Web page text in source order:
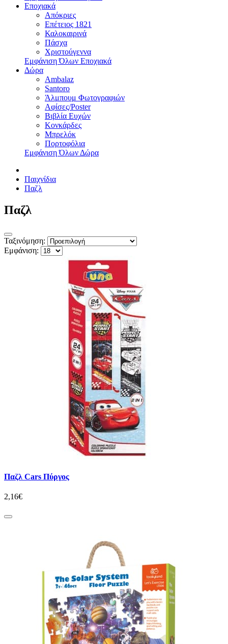
Εποχιακά
Απόκριες
Επέτειος 1821
Καλοκαιρινά
Πάσχα
Χριστούγεννα
Εμφάνιση Όλων Εποχιακά
Δώρα
Ambalaz
Santoro
Άλμπουμ Φωτογραφιών
Αφίσες/Poster
Βιβλία Ευχών
Κονκάρδες
Μπρελόκ
Πορτοφόλια
Εμφάνιση Όλων Δώρα
Παιχνίδια
Παζλ
Παζλ
Ταξινόμηση:
Εμφάνιση:
Παζλ Cars Πύργος
2,16€